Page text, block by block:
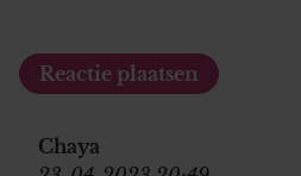
Chaya